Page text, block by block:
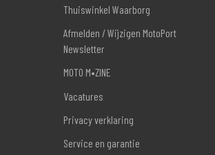
Thuiswinkel Waarborg
Afmelden / Wijzigen MotoPort
Newsletter
MOTO M•ZINE
Vacatures
Privacy verklaring
Service en garantie